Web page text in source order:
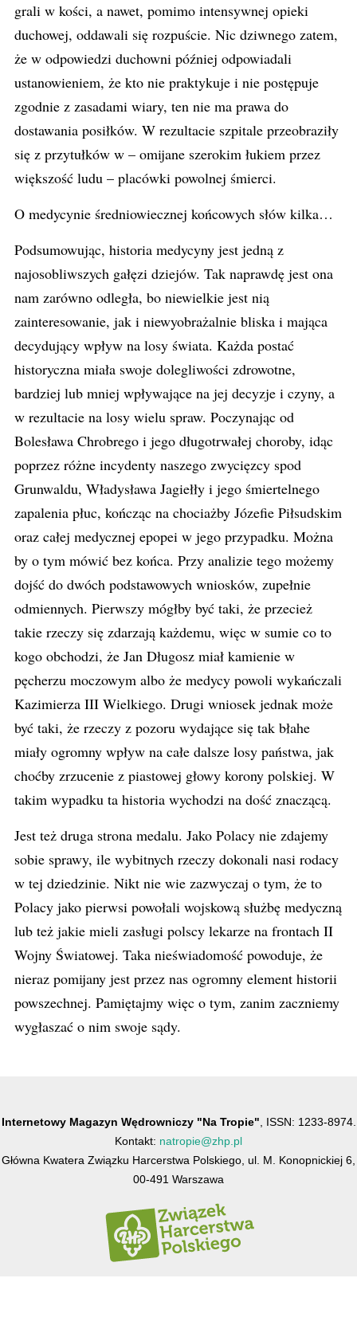
grali w kości, a nawet, pomimo intensywnej opieki
duchowej, oddawali się rozpuście. Nic dziwnego zatem,
że w odpowiedzi duchowni później odpowiadali
ustanowieniem, że kto nie praktykuje i nie postępuje
zgodnie z zasadami wiary, ten nie ma prawa do
dostawania posiłków. W rezultacie szpitale przeobraziły
się z przytułków w – omijane szerokim łukiem przez
większość ludu – placówki powolnej śmierci.
O medycynie średniowiecznej końcowych słów kilka…
Podsumowując, historia medycyny jest jedną z
najosobliwszych gałęzi dziejów. Tak naprawdę jest ona
nam zarówno odległa, bo niewielkie jest nią
zainteresowanie, jak i niewyobrażalnie bliska i mająca
decydujący wpływ na losy świata. Każda postać
historyczna miała swoje dolegliwości zdrowotne,
bardziej lub mniej wpływające na jej decyzje i czyny, a
w rezultacie na losy wielu spraw. Poczynając od
Bolesława Chrobrego i jego długotrwałej choroby, idąc
poprzez różne incydenty naszego zwycięzcy spod
Grunwaldu, Władysława Jagiełły i jego śmiertelnego
zapalenia płuc, kończąc na chociażby Józefie Piłsudskim
oraz całej medycznej epopei w jego przypadku. Można
by o tym mówić bez końca. Przy analizie tego możemy
dojść do dwóch podstawowych wniosków, zupełnie
odmiennych. Pierwszy mógłby być taki, że przecież
takie rzeczy się zdarzają każdemu, więc w sumie co to
kogo obchodzi, że Jan Długosz miał kamienie w
pęcherzu moczowym albo że medycy powoli wykańczali
Kazimierza III Wielkiego. Drugi wniosek jednak może
być taki, że rzeczy z pozoru wydające się tak błahe
miały ogromny wpływ na całe dalsze losy państwa, jak
choćby zrzucenie z piastowej głowy korony polskiej. W
takim wypadku ta historia wychodzi na dość znaczącą.
Jest też druga strona medalu. Jako Polacy nie zdajemy
sobie sprawy, ile wybitnych rzeczy dokonali nasi rodacy
w tej dziedzinie. Nikt nie wie zazwyczaj o tym, że to
Polacy jako pierwsi powołali wojskową służbę medyczną
lub też jakie mieli zasługi polscy lekarze na frontach II
Wojny Światowej. Taka nieświadomość powoduje, że
nieraz pomijany jest przez nas ogromny element historii
powszechnej. Pamiętajmy więc o tym, zanim zaczniemy
wygłaszać o nim swoje sądy.
Internetowy Magazyn Wędrowniczy "Na Tropie" , ISSN: 1233-8974.
Kontakt: natropie@zhp.pl
Główna Kwatera Związku Harcerstwa Polskiego, ul. M. Konopnickiej 6,
00-491 Warszawa